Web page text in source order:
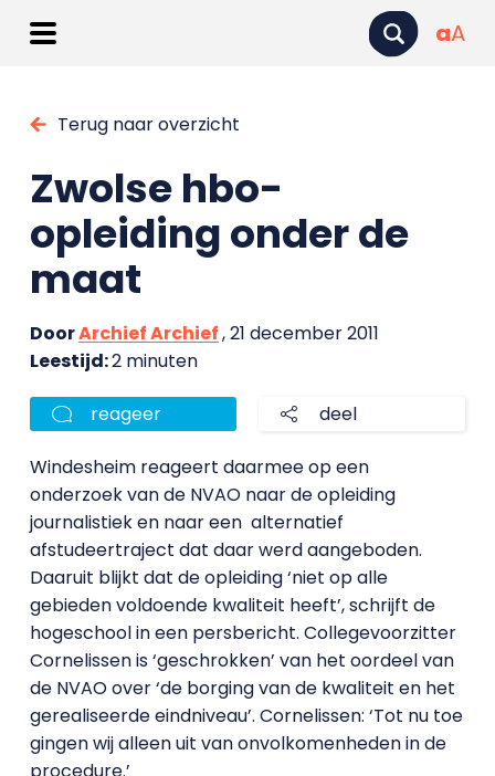
aA
Terug naar overzicht
Zwolse hbo-
opleiding onder de
maat
DoorArchief Archief, 21 december 2011
Leestijd:2 minuten
reageer deel
Windesheim reageert daarmee op een
onderzoek van de NVAO naar de opleiding
journalistiek en naar een alternatief
afstudeertraject dat daar werd aangeboden.
Daaruit blijkt dat de opleiding ‘niet op alle
gebieden voldoende kwaliteit heeft’, schrijft de
hogeschool in een persbericht. Collegevoorzitter
Cornelissen is ‘geschrokken’ van het oordeel van
de NVAO over ‘de borging van de kwaliteit en het
gerealiseerde eindniveau’. Cornelissen: ‘Tot nu toe
gingen wij alleen uit van onvolkomenheden in de